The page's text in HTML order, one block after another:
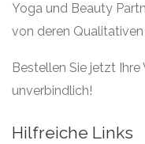
Yoga und Beauty
von deren
Bestellen Sie jetzt
unverbindlich!
Hilfreiche Links